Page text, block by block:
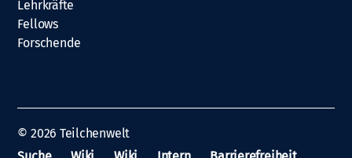
Lehrkräfte
Fellows
Forschende
© 2026 Teilchenwelt